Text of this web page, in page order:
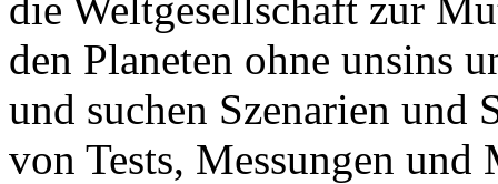
den Planeten ohne unsins
und suchen Szenarien und
von Tests, Messungen und